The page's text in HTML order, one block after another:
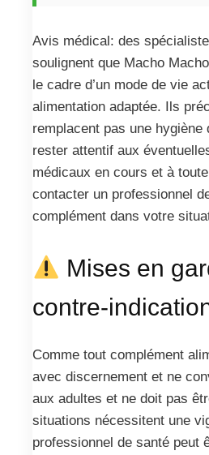
Avis médical: des
soulignent que Macho
le cadre d’un mode de vie
alimentation adaptée. Ils
remplacent pas une hygiène
rester attentif aux
médicaux en cours et à
contacter un professionnel
complément dans votre
Mises en
contre-
Comme tout complément
avec discernement et ne
aux adultes et ne doit pas
situations nécessitent une
professionnel de santé peut